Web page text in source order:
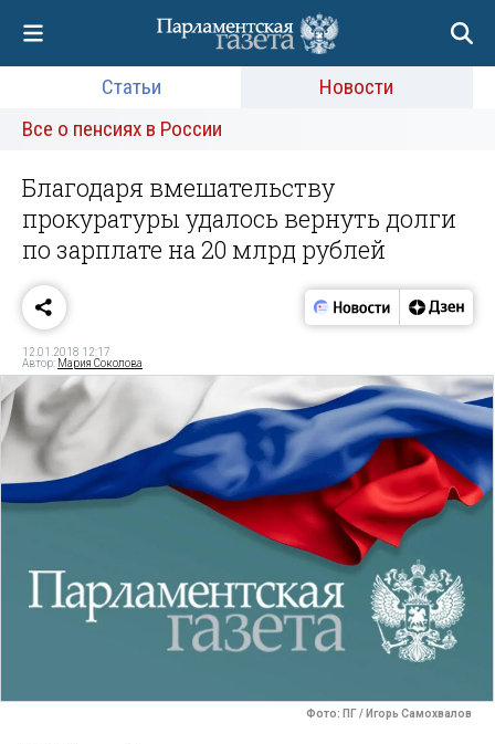
Статьи
Новости
Все о пенсиях в России
Благодаря вмешательству
прокуратуры удалось вернуть долги
по зарплате на 20 млрд рублей
12.01.2018 12:17
Автор: Мария Соколова
Фото: ПГ / Игорь Самохвалов